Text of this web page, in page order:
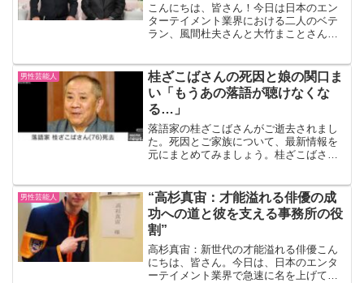
こんにちは、皆さん！今日は日本のエン
ターテイメント業界における二人のベテ
ラン、風間杜夫さんと大竹まことさんに
映画、ラジオ、そして舞台で活躍してき
ました。彼らの魅力と影響...
男性芸能人
桂ざこばさんの死因と娘の関口ま
い「もうあの落語が聴けなくな
る…」
落語家の桂ざこばさんがご逝去されまし
た。死因とご家族について、最新情報を
元にまとめてみましょう。桂ざこばさん
出身地: 大阪市 所属事務所: 米朝事務所
襲...
男性芸能人
“高杉真宙：才能溢れる俳優の成
功への道と彼を支える事務所の役
割”
高杉真宙：新世代の才能溢れる俳優こん
にちは、皆さん。今日は、日本のエンタ
ーテイメント業界で急速に名を上げてい